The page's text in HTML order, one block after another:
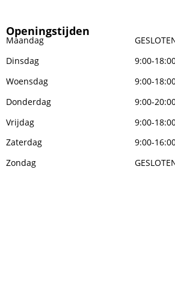
Openingstijden
Maandag
Dinsdag
9:00-
Woensdag
9:00-
Donderdag
9:00-
Vrijdag
9:00-
Zaterdag
9:00-
Zondag